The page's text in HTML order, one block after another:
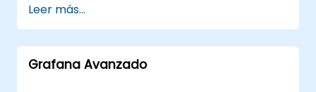
Personalizar paneles y tableros con
datos.
Configurar un proxy inverso para lograr
tiempos de carga rápidos.
Leer más...
Grafana Avanzado